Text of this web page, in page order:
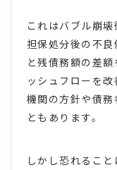
これはバブル崩壊
担保処分後の不
と残債務額の差
ッシュフローを
機関の方針や債
ともあります。
しかし恐れるこ